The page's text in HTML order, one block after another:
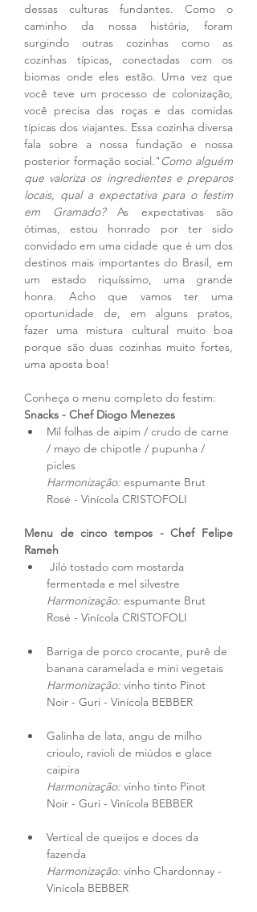
dessas culturas fundantes. Como o
caminho da nossa história, foram
surgindo outras cozinhas como as
cozinhas típicas, conectadas com os
biomas onde eles estão. Uma vez que
você teve um processo de colonização,
você precisa das roças e das comidas
típicas dos viajantes. Essa cozinha diversa
fala sobre a nossa fundação e nossa
posterior formação social."Como alguém
que valoriza os ingredientes e preparos
locais, qual a expectativa para o festim
em Gramado? As expectativas são
ótimas, estou honrado por ter sido
convidado em uma cidade que é um dos
destinos mais importantes do Brasil, em
um estado riquíssimo, uma grande
honra. Acho que vamos ter uma
oportunidade de, em alguns pratos,
fazer uma mistura cultural muito boa
porque são duas cozinhas muito fortes,
uma aposta boa!
Conheça o menu completo do festim:
Snacks - Chef Diogo Menezes
Mil folhas de aipim / crudo de carne
/ mayo de chipotle / pupunha /
picles
Harmonização: espumante Brut
Rosé - Vinícola CRISTOFOLI
Menu de cinco tempos - Chef Felipe
Rameh
Jiló tostado com mostarda
fermentada e mel silvestre
Harmonização: espumante Brut
Rosé - Vinícola CRISTOFOLI
Barriga de porco crocante, purê de
banana caramelada e mini vegetais
Harmonização: vinho tinto Pinot
Noir - Guri - Vinícola BEBBER
Galinha de lata, angu de milho
crioulo, ravioli de miúdos e glace
caipira
Harmonização: vinho tinto Pinot
Noir - Guri - Vinícola BEBBER
Vertical de queijos e doces da
fazenda
Harmonização: vinho Chardonnay -
Vinícola BEBBER